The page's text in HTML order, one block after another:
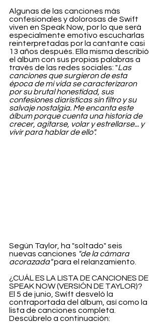
Algunas de las canciones más
confesionales y dolorosas de Swift
viven en Speak Now, por lo que será
especialmente emotivo escucharlas
reinterpretadas por la cantante casi
13 años después. Ella misma describió
el álbum con sus propias palabras a
través de las redes sociales: "Las
canciones que surgieron de esta
época de mi vida se caracterizaron
por su brutal honestidad, sus
confesiones diarísticas sin filtro y su
salvaje nostalgia. Me encanta este
álbum porque cuenta una historia de
crecer, agitarse, volar y estrellarse... y
vivir para hablar de ello".
Según Taylor, ha "soltado" seis
nuevas canciones "de la cámara
acorazada" para el relanzamiento.
¿CUÁL ES LA LISTA DE CANCIONES DE
SPEAK NOW (VERSIÓN DE TAYLOR)?
El 5 de junio, Swift desveló la
contraportada del álbum, así como la
lista de canciones completa.
Descúbrelo a continuación: